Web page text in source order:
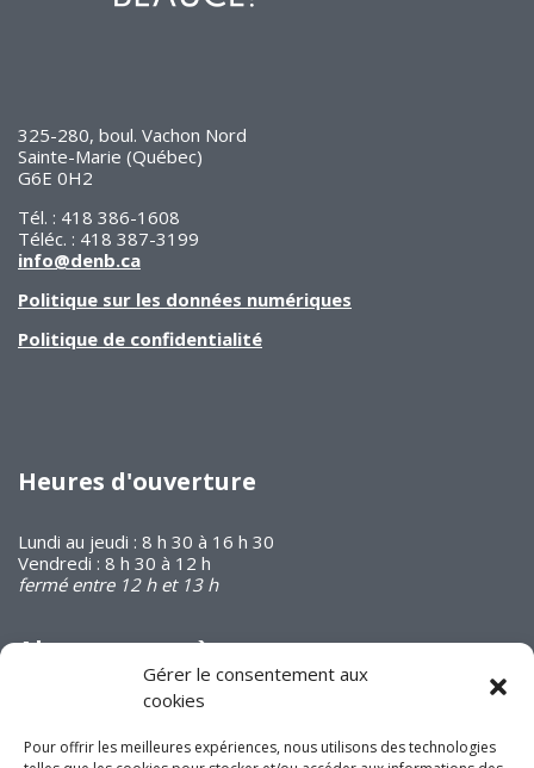
Gérer le consentement aux
cookies
Pour offrir les meilleures expériences, nous utilisons des technologies
325-280, boul. Vachon Nord
Sainte-Marie (Québec)
G6E 0H2
Tél. : 418 386-1608
Téléc. : 418 387-3199
info@denb.ca
Politique sur les données numériques
Politique de confidentialité
Heures d'ouverture
Lundi au jeudi : 8 h 30 à 16 h 30
Vendredi : 8 h 30 à 12 h
fermé entre 12 h et 13 h
Abonnez-vous à
notre infolettre